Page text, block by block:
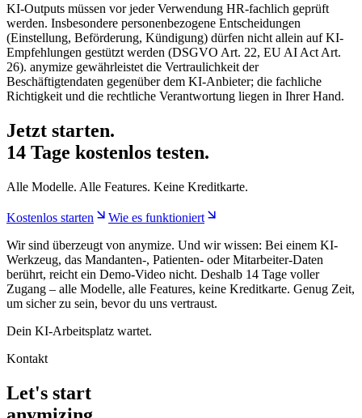
KI-Outputs müssen vor jeder Verwendung HR-fachlich geprüft
werden. Insbesondere personenbezogene Entscheidungen
(Einstellung, Beförderung, Kündigung) dürfen nicht allein auf KI-
Empfehlungen gestützt werden (DSGVO Art. 22, EU AI Act Art.
26). anymize gewährleistet die Vertraulichkeit der
Beschäftigtendaten gegenüber dem KI-Anbieter; die fachliche
Richtigkeit und die rechtliche Verantwortung liegen in Ihrer Hand.
Jetzt starten.
14 Tage kostenlos testen.
Alle Modelle. Alle Features. Keine Kreditkarte.
Kostenlos starten
Wie es funktioniert
Wir sind überzeugt von anymize. Und wir wissen: Bei einem KI-
Werkzeug, das Mandanten-, Patienten- oder Mitarbeiter-Daten
berührt, reicht ein Demo-Video nicht. Deshalb 14 Tage voller
Zugang – alle Modelle, alle Features, keine Kreditkarte. Genug Zeit,
um sicher zu sein, bevor du uns vertraust.
Dein KI-Arbeitsplatz wartet.
Kontakt
Let's start